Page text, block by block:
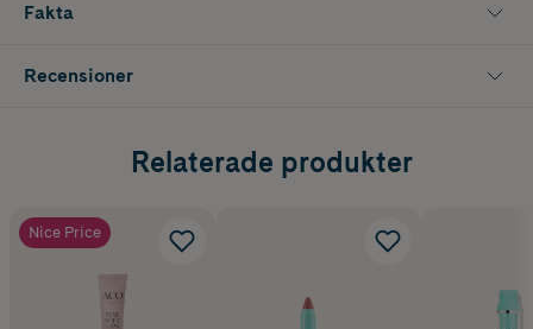
Fakta
Recensioner
Relaterade produkter
Nice Price